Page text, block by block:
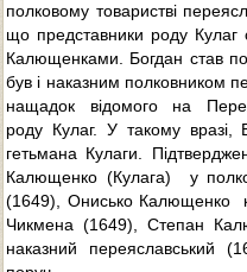
полковому товаристві
що представники роду Кулаг
Калющенками. Богдан став
був і наказним полковником
нащадок відомого на
роду Кулаг. У такому вразі,
гетьмана Кулаги.
Калющенко (Кулага)  у
(1649), Онисько Калющенко 
Чикмена (1649), Степан
наказний переяславський